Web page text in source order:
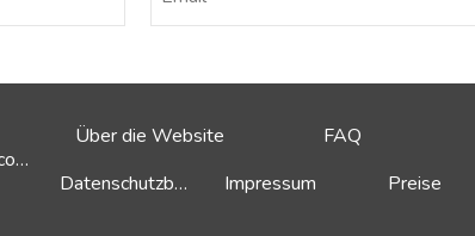
© 2020-2026 Wunderkiddy.com
Über die Website FAQ
Datenschutzbestimmungen
Impressum Preise